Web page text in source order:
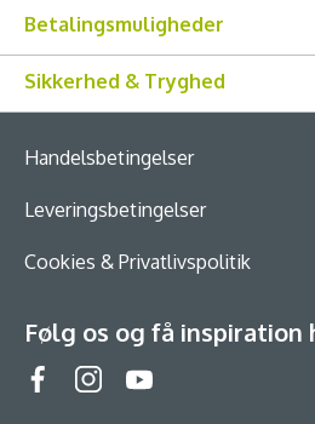
Betalingsmuligheder
Sikkerhed & Tryghed
Handelsbetingelser
Leveringsbetingelser
Cookies & Privatlivspolitik
Følg os og få inspiration